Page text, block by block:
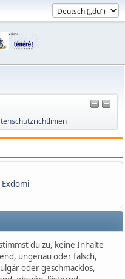
Exdomi
du zu, keine Inhalte
ungenau oder falsch,
oder geschmacklos,